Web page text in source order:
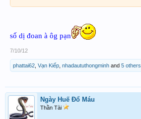
số dị đoan à ôg pạn
7/10/12
phattai62 Vạn Kiếp nhadaututhongminh and 5 others
Ngày Huế Đổ Máu
Thần Tài